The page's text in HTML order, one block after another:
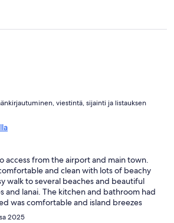
viestintä, sijainti ja listauksen
access from the airport and main town.
and clean with lots of beachy
walk to several beaches and beautiful
and lanai. The kitchen and bathroom had
was comfortable and island breezes
a great experience.
2025